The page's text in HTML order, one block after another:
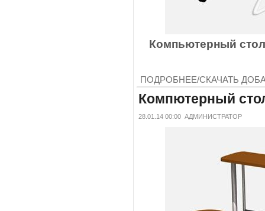
Компьютерный
ПОДРОБНЕЕ/СКАЧАТЬ
Компютерный
28.01.14 00:00 АДМИНИСТРАТОР